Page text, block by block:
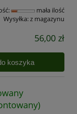
mała ilość
Wysyłka:z magazynu
56,00 zł
koszyka